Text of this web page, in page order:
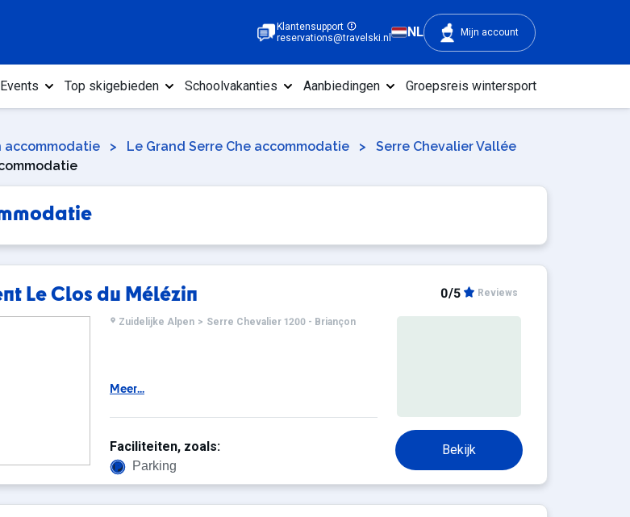
Klantensupport
reservations@travelski.nl
NL Mijn account
Events Top skigebieden Schoolvakanties Aanbiedingen Groepsreis wintersport
accommodatie > Le Grand Serre Che accommodatie >
Serre Chevalier Vallée
Le Clos du Mélézin 0/5 Reviews
Zuidelijke Alpen > Serre Chevalier 1200 - Briançon
Meer...
Bekijk
Faciliteiten, zoals:
Parking